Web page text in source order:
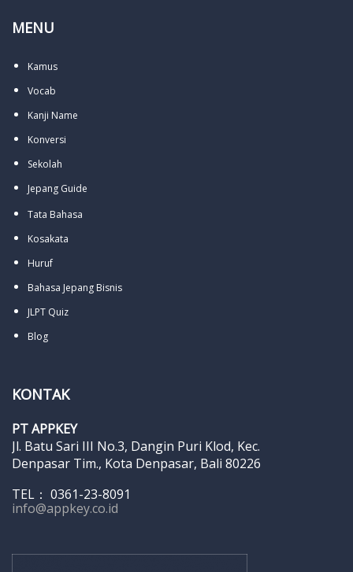
MENU
Kamus
Vocab
Kanji Name
Konversi
Sekolah
Jepang Guide
Tata Bahasa
Kosakata
Huruf
Bahasa Jepang Bisnis
JLPT Quiz
Blog
KONTAK
PT APPKEY
Jl. Batu Sari III No.3, Dangin Puri Klod, Kec.
Denpasar Tim., Kota Denpasar, Bali 80226
TEL： 0361-23-8091
info@appkey.co.id